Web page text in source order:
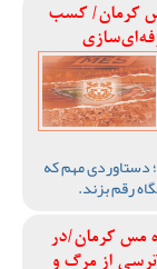
کرمان/ کسب
دستاوردی مهم که
رقم بزند.
مس کرمان/در
از مرگ و